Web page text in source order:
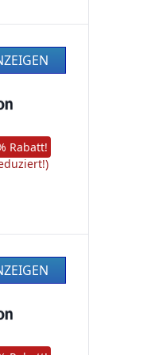
Rabatt!